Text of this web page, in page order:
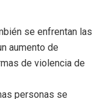
se enfrentan las
aumento de
de violencia de